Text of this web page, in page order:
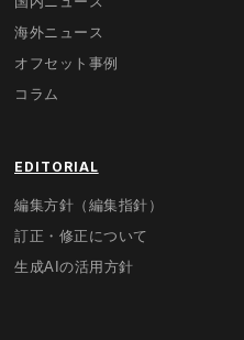
海外ニュース
オフセット事例
コラム
EDITORIAL
編集方針（編集指針）
訂正・修正について
生成AIの活用方針